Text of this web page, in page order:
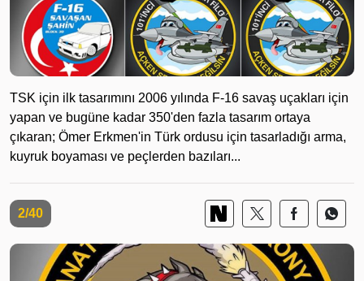
TSK için ilk tasarımını 2006 yılında F-16 savaş uçakları için
yapan ve bugüne kadar 350'den fazla tasarım ortaya
çıkaran; Ömer Erkmen'in Türk ordusu için tasarladığı arma,
kuyruk boyaması ve peçlerden bazıları...
2/40